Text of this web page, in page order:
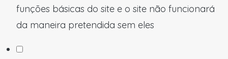
funções básicas do site e o site não funcionará
da maneira pretendida sem eles